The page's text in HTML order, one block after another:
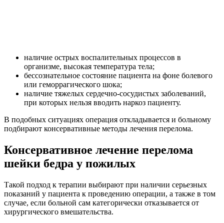
наличие острых воспалительных процессов в
организме, высокая температура тела;
бессознательное состояние пациента на фоне болевого
или геморрагического шока;
наличие тяжелых сердечно-сосудистых заболеваний,
при которых нельзя вводить наркоз пациенту.
В подобных ситуациях операция откладывается и больному
подбирают консервативные методы лечения перелома.
Консервативное лечение перелома
шейки бедра у пожилых
Такой подход к терапии выбирают при наличии серьезных
показаний у пациента к проведению операции, а также в том
случае, если больной сам категорически отказывается от
хирургического вмешательства.